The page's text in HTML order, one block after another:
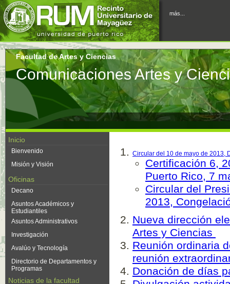
más...
Facultad de Artes y Ciencias
Comunicaciones Artes y
Inicio
Bienvenido
Misión y Visión
Oficinas
Decano
Asuntos Académicos y
Estudiantiles
Asuntos Administrativos
Investigación
Avalúo y Tecnología
Directorio de Departamentos y
Programas
Noticias de la facultad
Circular del 10 de mayo de 2013,
Certificación 6,
Puerto Rico, 7
Circular del
2013,
Nueva dirección
Artes y Ciencias
Reunión ordinaria
reunión
Donación de días